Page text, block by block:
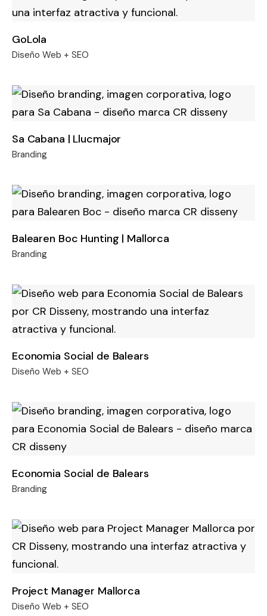
GoLola
Diseño Web + SEO
Sa Cabana | Llucmajor
Branding
Balearen Boc Hunting | Mallorca
Branding
Economia Social de Balears
Diseño Web + SEO
Economia Social de Balears
Branding
Project Manager Mallorca
Diseño Web + SEO